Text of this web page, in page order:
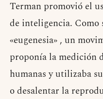
Terman promovió el
de inteligencia. Como
«eugenesia» , un
proponía la medición
humanas y utilizaba
o desalentar la